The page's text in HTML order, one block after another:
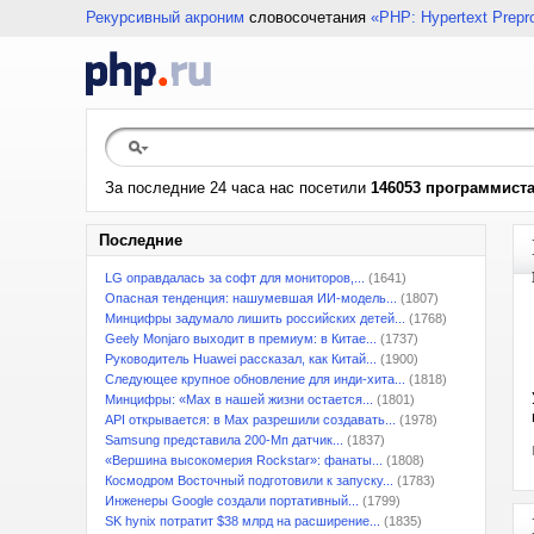
Рекурсивный акроним словосочетания «PHP: Hypertext
За последние 24 часа нас посетили 146053 программиста
Последние
LG оправдалась за софт для мониторов,...
(1641)
Опасная тенденция: нашумевшая ИИ-модель...
(1807)
Минцифры задумало лишить российских детей...
(1768)
Geely Monjaro выходит в премиум: в Китае...
(1737)
Руководитель Huawei рассказал, как Китай...
(1900)
Следующее крупное обновление для инди-хита...
(1818)
Минцифры: «Max в нашей жизни остается...
(1801)
API открывается: в Max разрешили создавать...
(1978)
Samsung представила 200-Мп датчик...
(1837)
«Вершина высокомерия Rockstar»: фанаты...
(1808)
Космодром Восточный подготовили к запуску...
(1783)
Инженеры Google создали портативный...
(1799)
SK hynix потратит $38 млрд на расширение...
(1835)